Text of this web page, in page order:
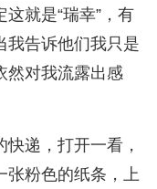
就是“瑞幸”，有
我告诉他们我只是
然对我流露出感
递，打开一看，
张粉色的纸条，上